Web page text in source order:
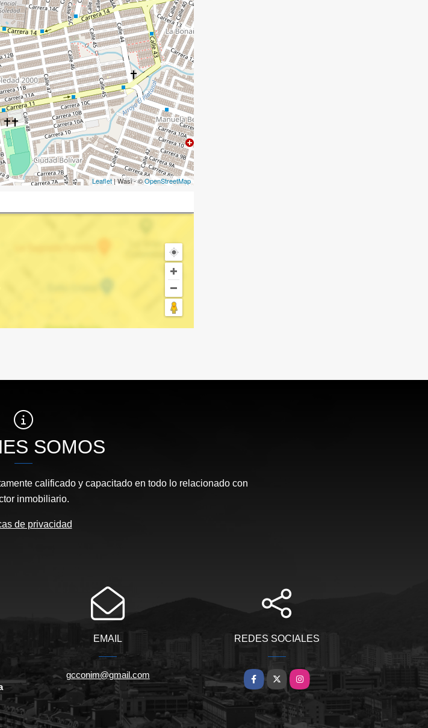
Leaflet| Wasi - ©OpenStreetMap
SOMOS
calificado y capacitado en todo lo relacionado con
inmobiliario.
de privacidad
EMAIL
gcconim@gmail.com
REDES SOCIALES
Facebook
X Instagram